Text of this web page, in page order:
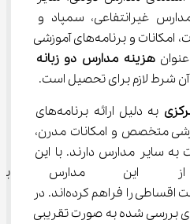
غیرانتفاعی، سمپاد و
دوزبانه، در قبال ارائه خدمات، امکانات و برنامه‌های آموزشی
هزینه مدارس دو زبانه
به دلیل ارائه برنامه‌های
آموزشی متخصص و امکانات مدرن،
به سایر مدارس دارند. با این
از این مدارس
خانواده‌ها، گزینه‌های پرداخت اقساطی را فراهم کرده‌اند. در
زیر (مقدار هزینه‌های بررسی شده به صورت تقریبی